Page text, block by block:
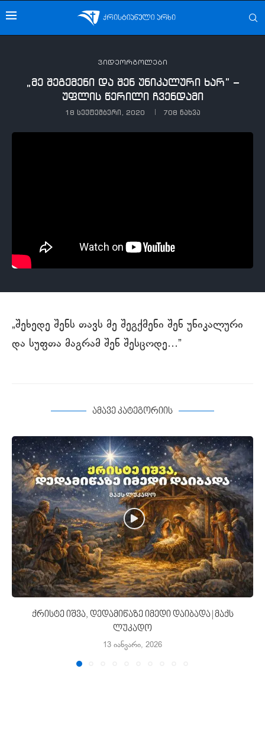
ვიდეორგოლები
„მე შეგქმენი და შენ უნიკალური ხარ” –
უფლის წერილი ჩვენდამი
18 სექტემბერი, 2020 708 ნახვა
„შეხედე შენს თავს მე შეგქმენი შენ უნიკალური
და სუფთა მაგრამ შენ შესცოდე…”
ამავე კატეგორიის
ქრისტე იშვა, დედამიწაზე იმედი დაიბადა | მაქს
ლუკადო
13 იანვარი, 2026